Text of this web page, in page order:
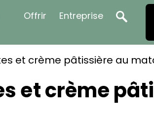
Offrir Entreprise
et crème pâtissière au
et crème